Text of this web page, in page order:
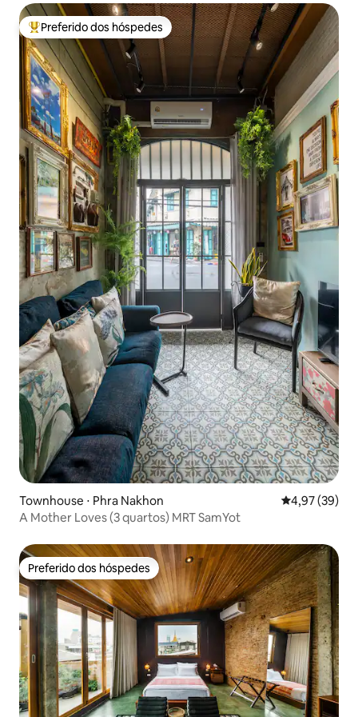
Entre os melhores preferidos dos hóspedes
Preferido dos hóspedes
Townhouse ⋅ Phra Nakhon 4,97 de uma
4,97 (39)
A Mother Loves (3 quartos) MRT SamYot
Preferido dos hóspedes
Preferido dos hóspedes